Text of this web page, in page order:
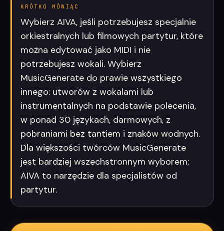
KRÓTKO MÓWIĄC
Wybierz AIVA, jeśli potrzebujesz specjalnie
orkiestralnych lub filmowych partytur, które
można edytować jako MIDI i nie
potrzebujesz wokali. Wybierz
MusicGenerate do prawie wszystkiego
innego: utworów z wokalami lub
instrumentalnych na podstawie polecenia,
w ponad 30 językach, darmowych, z
pobraniami bez tantiem i znaków wodnych.
Dla większości twórców MusicGenerate
jest bardziej wszechstronnym wyborem;
AIVA to narzędzie dla specjalistów od
partytur.